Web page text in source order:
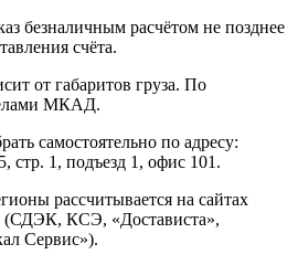
безналичным расчётом не позднее
счёта.
от габаритов груза. По
МКАД.
самостоятельно по адресу:
стр. 1, подъезд 1, офис 101.
рассчитывается на сайтах
(СДЭК, КСЭ, «Достависта»,
Сервис»).